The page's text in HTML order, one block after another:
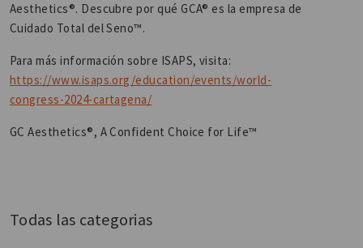
Aesthetics®. Descubre por qué GCA® es la empresa de
Cuidado Total del Seno™.
Para más información sobre ISAPS, visita:
https://www.isaps.org/education/events/world-
congress-2024-cartagena/
GC Aesthetics®, A Confident Choice for Life™
Todas las categorias